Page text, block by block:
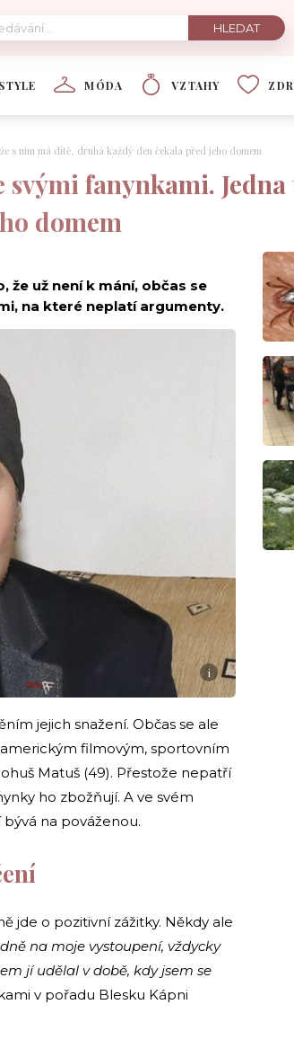
MÓDA VZTAHY
s ním má dítě, druhá každý den čekala před jeho domem
fanynkami.
domem
že už není k mání, občas se
na které neplatí argumenty.
i
jejich snažení. Občas se ale
filmovým, sportovním
Matuš (49). Přestože nepatří
ho zbožňují. A ve svém
na pováženou.
jde o pozitivní zážitky. Někdy ale
na moje vystoupení, vždycky
jí udělal v době, kdy jsem se
v pořadu Blesku Kápni